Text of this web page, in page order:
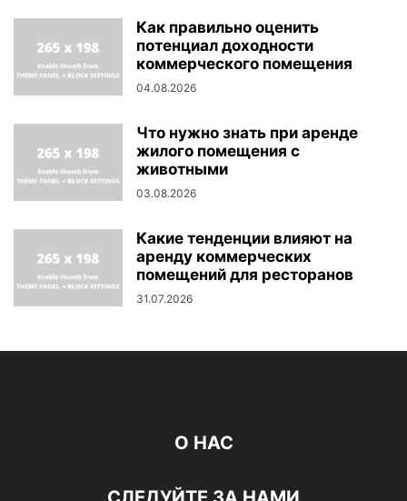
Как правильно оценить
потенциал доходности
коммерческого помещения
04.08.2026
Что нужно знать при аренде
жилого помещения с
животными
03.08.2026
Какие тенденции влияют на
аренду коммерческих
помещений для ресторанов
31.07.2026
О НАС